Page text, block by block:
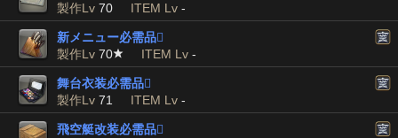
製作Lv 70 ITEM Lv -
新メニュー必需品
製作Lv 70 ITEM Lv -
舞台衣装必需品
製作Lv 71 ITEM Lv -
飛空艇改装必需品